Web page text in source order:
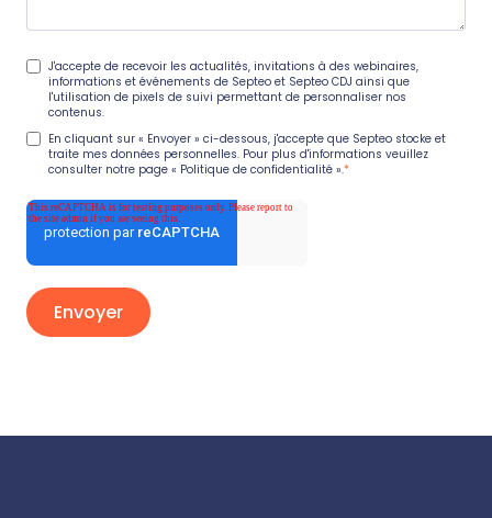
J'accepte de recevoir les actualités, invitations à des webinaires,
informations et événements de Septeo et Septeo CDJ ainsi que
l'utilisation de pixels de suivi permettant de personnaliser nos
contenus.
En cliquant sur « Envoyer » ci-dessous, j'accepte que Septeo stocke et
traite mes données personnelles. Pour plus d'informations veuillez
consulter notre page « Politique de confidentialité ».*